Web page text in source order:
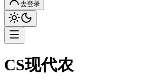
去登录
CS现代农